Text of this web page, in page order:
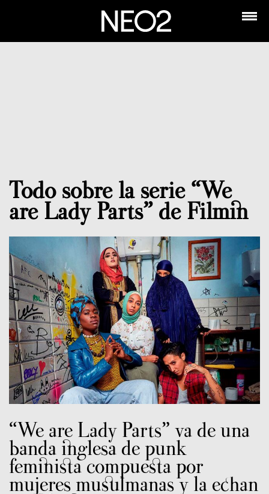
Todo sobre la serie “We
are Lady Parts” de Filmin
“We are Lady Parts” va de una
banda inglesa de punk
feminista compuesta por
mujeres musulmanas y la echan